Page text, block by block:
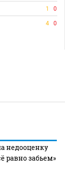
1 0
4 0
недооценку
равно забьем»